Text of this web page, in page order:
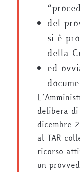
del
si è
della
ed
delibera
dicembre
al TAR
ricorso
un